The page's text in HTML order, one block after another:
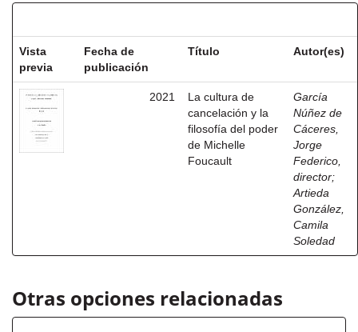
Vista
previa
Fecha de
publicación
Título Autor(es)
2021
La cultura de
cancelación y la
filosofía del poder
de Michelle
Foucault
García
Núñez de
Cáceres,
Jorge
Federico,
director;
Artieda
González,
Camila
Soledad
Otras opciones relacionadas